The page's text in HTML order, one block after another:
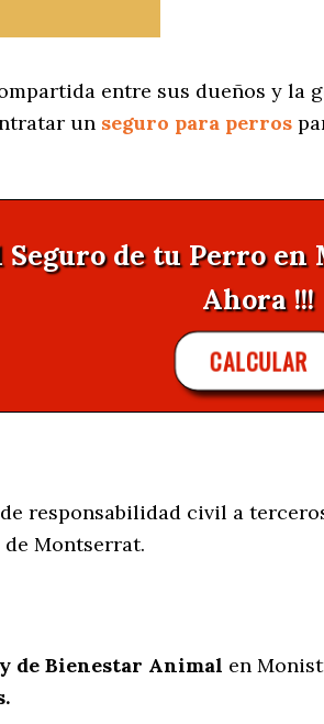
entre sus dueños y la
un seguro para perros
Seguro de tu Perro
Ahora !!!
CALCULAR
responsabilidad civil a
Montserrat.
de Bienestar Animal en